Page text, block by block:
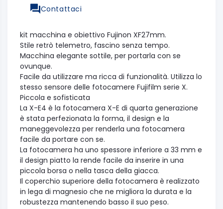
Contattaci
kit macchina e obiettivo Fujinon XF27mm.
Stile retrò telemetro, fascino senza tempo.
Macchina elegante sottile, per portarla con se
ovunque.
Facile da utilizzare ma ricca di funzionalità. Utilizza lo
stesso sensore delle fotocamere Fujifilm serie X.
Piccola e sofisticata
La X-E4 è la fotocamera X-E di quarta generazione
è stata perfezionata la forma, il design e la
maneggevolezza per renderla una fotocamera
facile da portare con se.
La fotocamera ha uno spessore inferiore a 33 mm e
il design piatto la rende facile da inserire in una
piccola borsa o nella tasca della giacca.
Il coperchio superiore della fotocamera è realizzato
in lega di magnesio che ne migliora la durata e la
robustezza mantenendo basso il suo peso.